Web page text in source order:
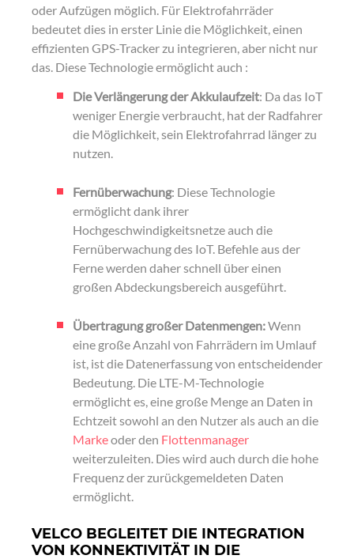
oder Aufzügen möglich. Für Elektrofahrräder
bedeutet dies in erster Linie die Möglichkeit, einen
effizienten GPS-Tracker zu integrieren, aber nicht nur
das. Diese Technologie ermöglicht auch :
Die Verlängerung der Akkulaufzeit: Da das IoT
weniger Energie verbraucht, hat der Radfahrer
die Möglichkeit, sein Elektrofahrrad länger zu
nutzen.
Fernüberwachung: Diese Technologie
ermöglicht dank ihrer
Hochgeschwindigkeitsnetze auch die
Fernüberwachung des IoT. Befehle aus der
Ferne werden daher schnell über einen
großen Abdeckungsbereich ausgeführt.
Übertragung großer Datenmengen:Wenn
eine große Anzahl von Fahrrädern im Umlauf
ist, ist die Datenerfassung von entscheidender
Bedeutung. Die LTE-M-Technologie
ermöglicht es, eine große Menge an Daten in
Echtzeit sowohl an den Nutzer als auch an die
Markeoder den Flottenmanager
weiterzuleiten. Dies wird auch durch die hohe
Frequenz der zurückgemeldeten Daten
ermöglicht.
VELCO BEGLEITET DIE INTEGRATION
VON KONNEKTIVITÄT IN DIE